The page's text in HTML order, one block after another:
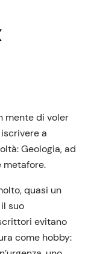
mente di voler
a
Geologia, ad
metafore.
quasi un
suo
evitano
come hobby: